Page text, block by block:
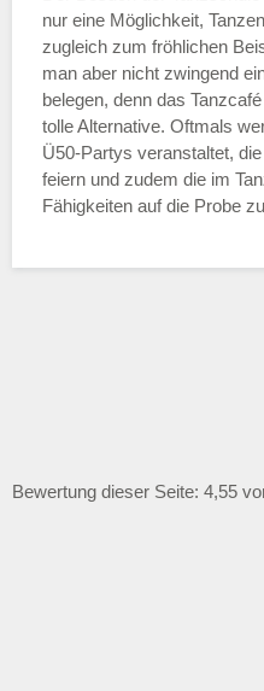
nur eine Möglichkeit,
zugleich zum fröhlichen
man aber nicht zwingend
belegen, denn das
tolle Alternative. Oftmals
Ü50-Partys veranstaltet,
feiern und zudem die im
Fähigkeiten auf die Probe
Bewertung dieser Seite: 4,55